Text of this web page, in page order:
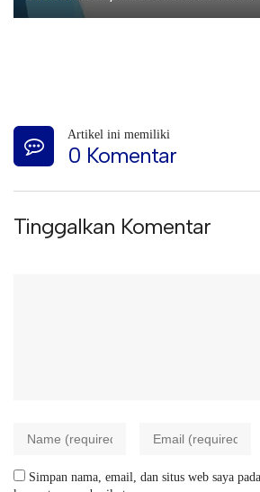
Artikel ini memiliki
0 Komentar
Tinggalkan Komentar
Simpan nama, email, dan situs web saya